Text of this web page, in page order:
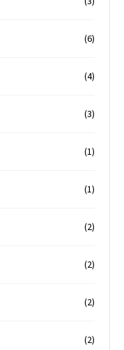
(6)
(4)
(3)
(1)
(1)
(2)
(2)
(2)
(2)